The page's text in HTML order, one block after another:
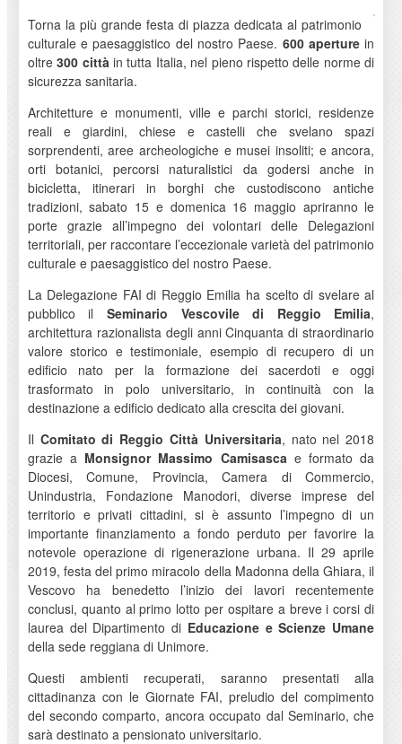
Torna la più grande festa di piazza dedicata al patrimonio
culturale e paesaggistico del nostro Paese. 600 aperturein
oltre300 città in tutta Italia, nel pieno rispetto delle norme di
sicurezza sanitaria.
Architetture e monumenti, ville e parchi storici, residenze
reali e giardini, chiese e castelli che svelano spazi
sorprendenti, aree archeologiche e musei insoliti; e ancora,
orti botanici, percorsi naturalistici da godersi anche in
bicicletta, itinerari in borghi che custodiscono antiche
tradizioni, sabato 15 e domenica 16 maggio apriranno le
porte grazie all’impegno dei volontari delle Delegazioni
territoriali, per raccontare l’eccezionale varietà del patrimonio
culturale e paesaggistico del nostro Paese.
La Delegazione FAI di Reggio Emilia ha scelto di svelare al
pubblico il Seminario Vescovile di Reggio Emilia,
architettura razionalista degli anni Cinquanta di straordinario
valore storico e testimoniale, esempio di recupero di un
edificio nato per la formazione dei sacerdoti e oggi
trasformato in polo universitario, in continuità con la
destinazione a edificio dedicato alla crescita dei giovani.
Il Comitato di Reggio Città Universitaria, nato nel 2018
grazie a Monsignor Massimo Camisasca e formato da
Diocesi, Comune, Provincia, Camera di Commercio,
Unindustria, Fondazione Manodori, diverse imprese del
territorio e privati cittadini, si è assunto l’impegno di un
importante finanziamento a fondo perduto per favorire la
notevole operazione di rigenerazione urbana. Il 29 aprile
2019, festa del primo miracolo della Madonna della Ghiara, il
Vescovo ha benedetto l’inizio dei lavori recentemente
conclusi, quanto al primo lotto per ospitare a breve i corsi di
laurea del Dipartimento di Educazione e Scienze Umane
della sede reggiana di Unimore.
Questi ambienti recuperati, saranno presentati alla
cittadinanza con le Giornate FAI, preludio del compimento
del secondo comparto, ancora occupato dal Seminario, che
sarà destinato a pensionato universitario.